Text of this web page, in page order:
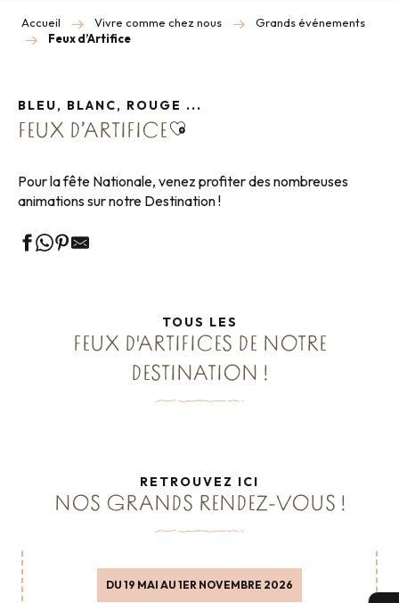
Accueil Vivre comme chez nous
Grands événements
Feux d’Artifice
BLEU, BLANC, ROUGE ...
FEUX D’ARTIFICEAjouter aux favoris
Pour la fête Nationale, venez profiter des nombreuses
animations sur notre Destination !
TOUS LES
FEUX D'ARTIFICES DE NOTRE
DESTINATION !
RETROUVEZ ICI
NOS GRANDS RENDEZ-VOUS !
DU 19 MAI AU 1ER NOVEMBRE 2026